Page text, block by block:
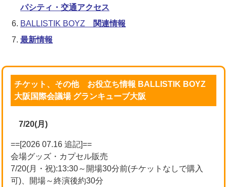
パシティ・交通アクセス
BALLISTIK BOYZ
関連情報
最新情報
チケット、その他 お役立ち情報 BALLISTIK BOYZ
大阪国際会議場 グランキューブ大阪
7/20(月)
==[2026 07.16 追記]==
会場グッズ・カプセル販売
7/20(月・祝):13:30～開場30分前(チケットなしで購入
可)、開場～終演後約30分